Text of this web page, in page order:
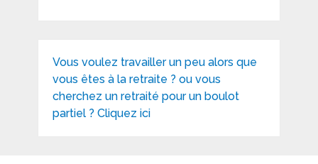
Vous voulez travailler un peu alors que
vous êtes à la retraite ? ou vous
cherchez un retraité pour un boulot
partiel ? Cliquez ici